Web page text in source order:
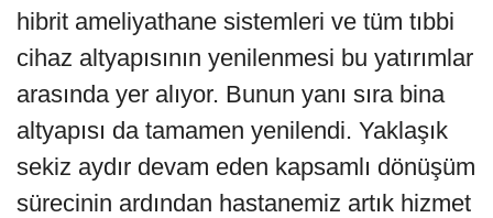
hibrit ameliyathane sistemleri ve tüm tıbbi
cihaz altyapısının yenilenmesi bu yatırımlar
arasında yer alıyor. Bunun yanı sıra bina
altyapısı da tamamen yenilendi. Yaklaşık
sekiz aydır devam eden kapsamlı dönüşüm
sürecinin ardından hastanemiz artık hizmet